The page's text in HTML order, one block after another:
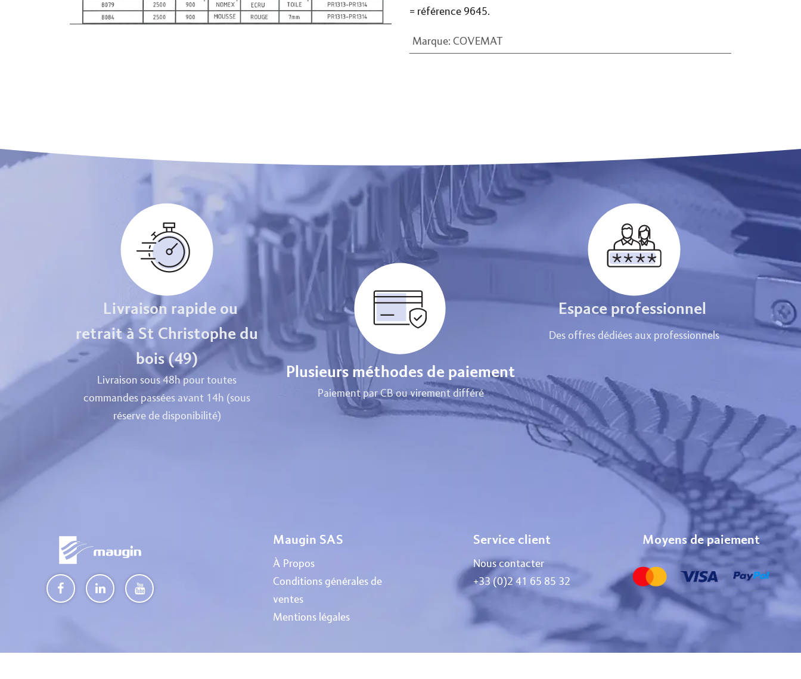
= référence 9645.
Marque: COVEMAT
Plusieurs méthodes de paiement
Paiement par CB ou virement différé
Espace professionnel
Des offres dédiées aux professionnels
Livraison rapide ou
retrait à St Christophe du
bois (49)
Livraison sous 48h pour toutes
commandes passées avant 14h (sous
réserve de disponibilité)
Maugin SAS
À Propos
Conditions générales de
ventes
Mentions légales
Service client
Nous contacter
+33 (0)2 41 65 85 32
Moyens de paiement